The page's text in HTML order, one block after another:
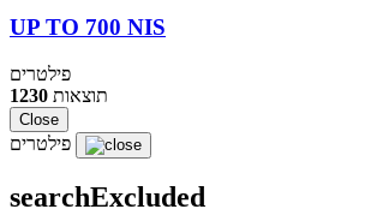
UP TO 700 NIS
פילטרים
1230 תוצאות
Close
searchExcluded